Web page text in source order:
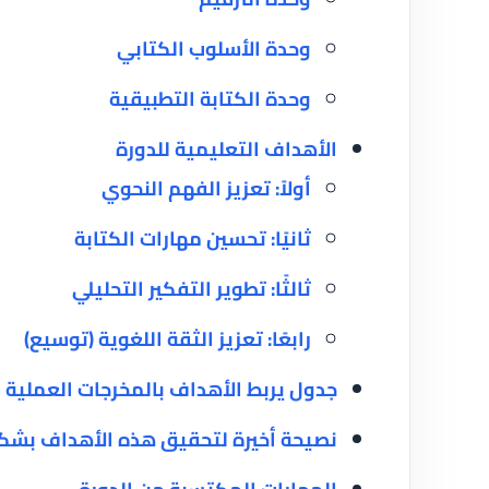
وحدة الأسلوب الكتابي
وحدة الكتابة التطبيقية
الأهداف التعليمية للدورة
أولاً: تعزيز الفهم النحوي
ثانيًا: تحسين مهارات الكتابة
ثالثًا: تطوير التفكير التحليلي
رابعًا: تعزيز الثقة اللغوية (توسيع)
جدول يربط الأهداف بالمخرجات العملية
نصيحة أخيرة لتحقيق هذه الأهداف